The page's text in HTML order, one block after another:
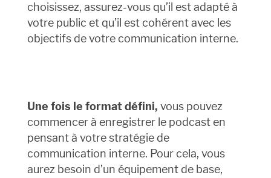
choisissez, assurez-vous qu’il est adapté à
votre public et qu’il est cohérent avec les
objectifs de votre communication interne.
Une fois le format défini, vous pouvez
commencer à enregistrer le podcast en
pensant à votre stratégie de
communication interne. Pour cela, vous
aurez besoin d’un équipement de base,